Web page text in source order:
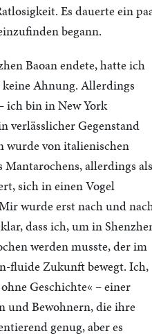
Es dauerte ein
begann.
Baoan endete, hatte ich
keine Ahnung. Allerdings
ich bin in New York
verlässlicher Gegenstand
wurde von italienischen
allerdings als
sich in einen Vogel
wurde erst nach und
dass ich, um in
werden musste, der im
fluide Zukunft bewegt. Ich,
Geschichte« – einer
und Bewohnern, die ihre
genug, aber es